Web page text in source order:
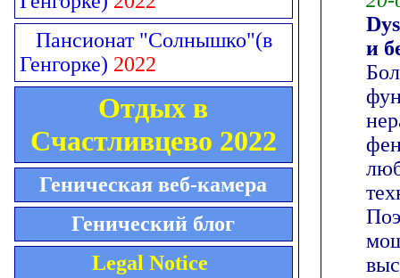
Пансионат "Солнышко"(в
Генгорке) 2022
Отдых в
Счастливцево 2022
Геническая веб-камера
Генический блог
Legal Notice
и